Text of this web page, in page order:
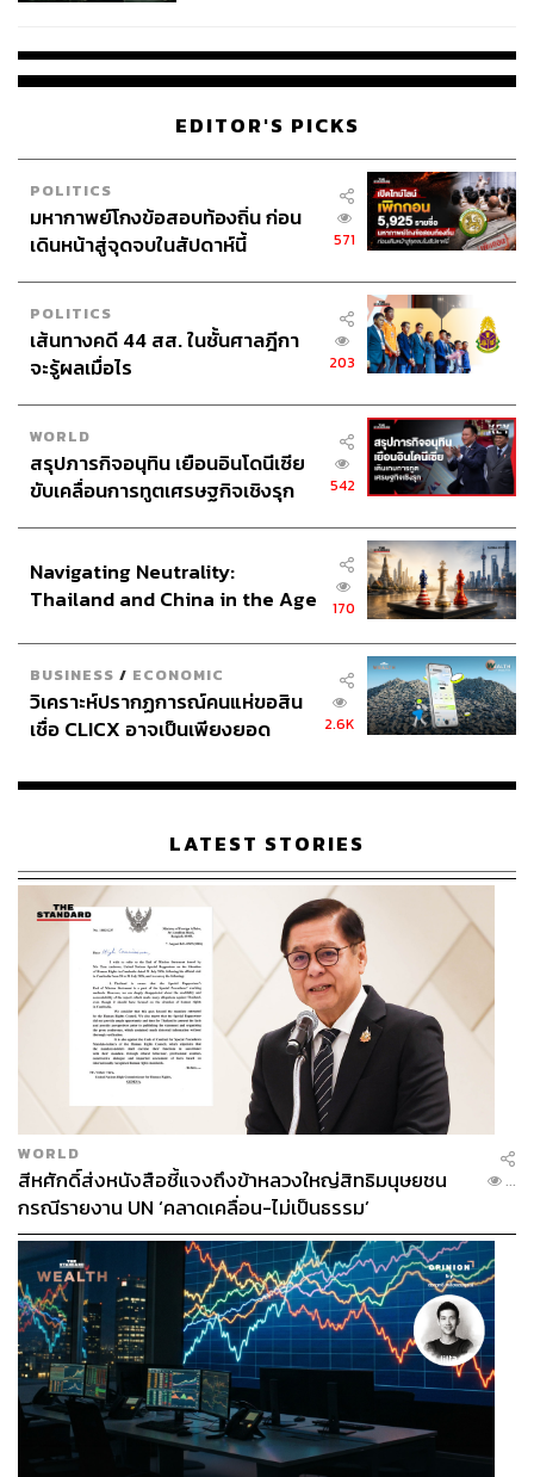
EDITOR'S PICKS
POLITICS
มหากาพย์โกงข้อสอบท้องถิ่น ก่อน
เดินหน้าสู่จุดจบในสัปดาห์นี้
571
POLITICS
เส้นทางคดี 44 สส. ในชั้นศาลฎีกา
จะรู้ผลเมื่อไร
203
WORLD
สรุปภารกิจอนุทิน เยือนอินโดนีเซีย
ขับเคลื่อนการทูตเศรษฐกิจเชิงรุก
542
Navigating Neutrality:
Thailand and China in the Age
170
BUSINESS / ECONOMIC
วิเคราะห์ปรากฏการณ์คนแห่ขอสิน
เชื่อ CLICX อาจเป็นเพียงยอด
เรือนไทยที่ถูกซุกไว้
2.6K
LATEST STORIES
WORLD
สีหศักดิ์ส่งหนังสือชี้แจงถึงข้าหลวงใหญ่สิทธิมนุษยชน
กรณีรายงาน UN ‘คลาดเคลื่อน-ไม่เป็นธรรม’
...